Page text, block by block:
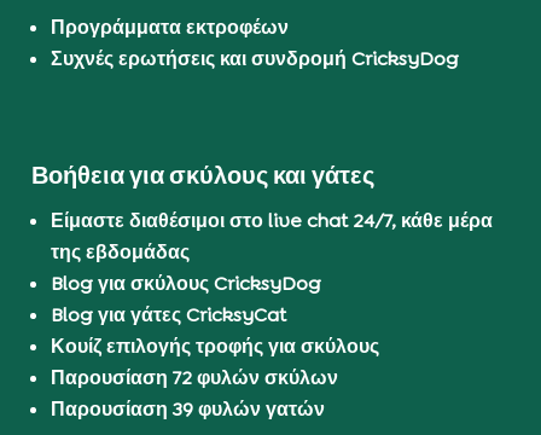
Προγράμματα εκτροφέων
Συχνές ερωτήσεις και συνδρομή CricksyDog
Βοήθεια για σκύλους και γάτες
Είμαστε διαθέσιμοι στο live chat 24/7, κάθε μέρα
της εβδομάδας
Blog για σκύλους CricksyDog
Blog για γάτες CricksyCat
Κουίζ επιλογής τροφής για σκύλους
Παρουσίαση 72 φυλών σκύλων
Παρουσίαση 39 φυλών γατών